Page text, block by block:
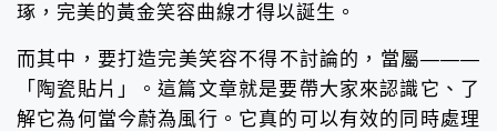
琢，完美的黃金笑容曲線才得以誕生。
而其中，要打造完美笑容不得不討論的，當屬———
「陶瓷貼片」。這篇文章就是要帶大家來認識它、了
解它為何當今蔚為風行。它真的可以有效的同時處理